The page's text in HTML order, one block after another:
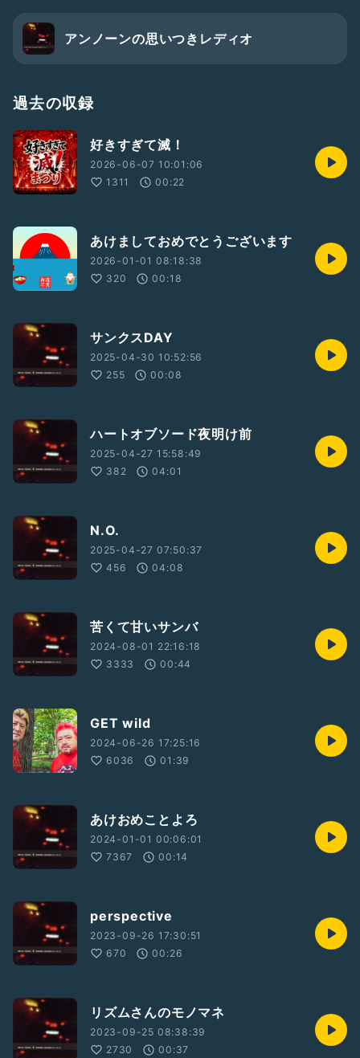
アンノーンの思いつきレディオ
過去の収録
好きすぎて滅！
2026-06-07 10:01:06
1311
00:22
あけましておめでとうございます
2026-01-01 08:18:38
320
00:18
サンクスDAY
2025-04-30 10:52:56
255
00:08
ハートオブソード夜明け前
2025-04-27 15:58:49
382
04:01
N.O.
2025-04-27 07:50:37
456
04:08
苦くて甘いサンバ
2024-08-01 22:16:18
3333
00:44
GET wild
2024-06-26 17:25:16
6036
01:39
あけおめことよろ
2024-01-01 00:06:01
7367
00:14
perspective
2023-09-26 17:30:51
670
00:26
リズムさんのモノマネ
2023-09-25 08:38:39
2730
00:37